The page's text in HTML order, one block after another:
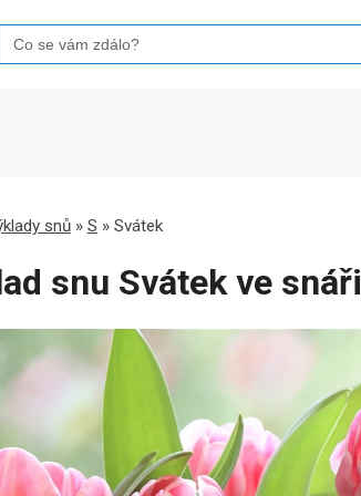
Search
for:
snů» S » Svátek
snu Svátek ve snáři